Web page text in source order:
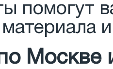
помогут
Москве